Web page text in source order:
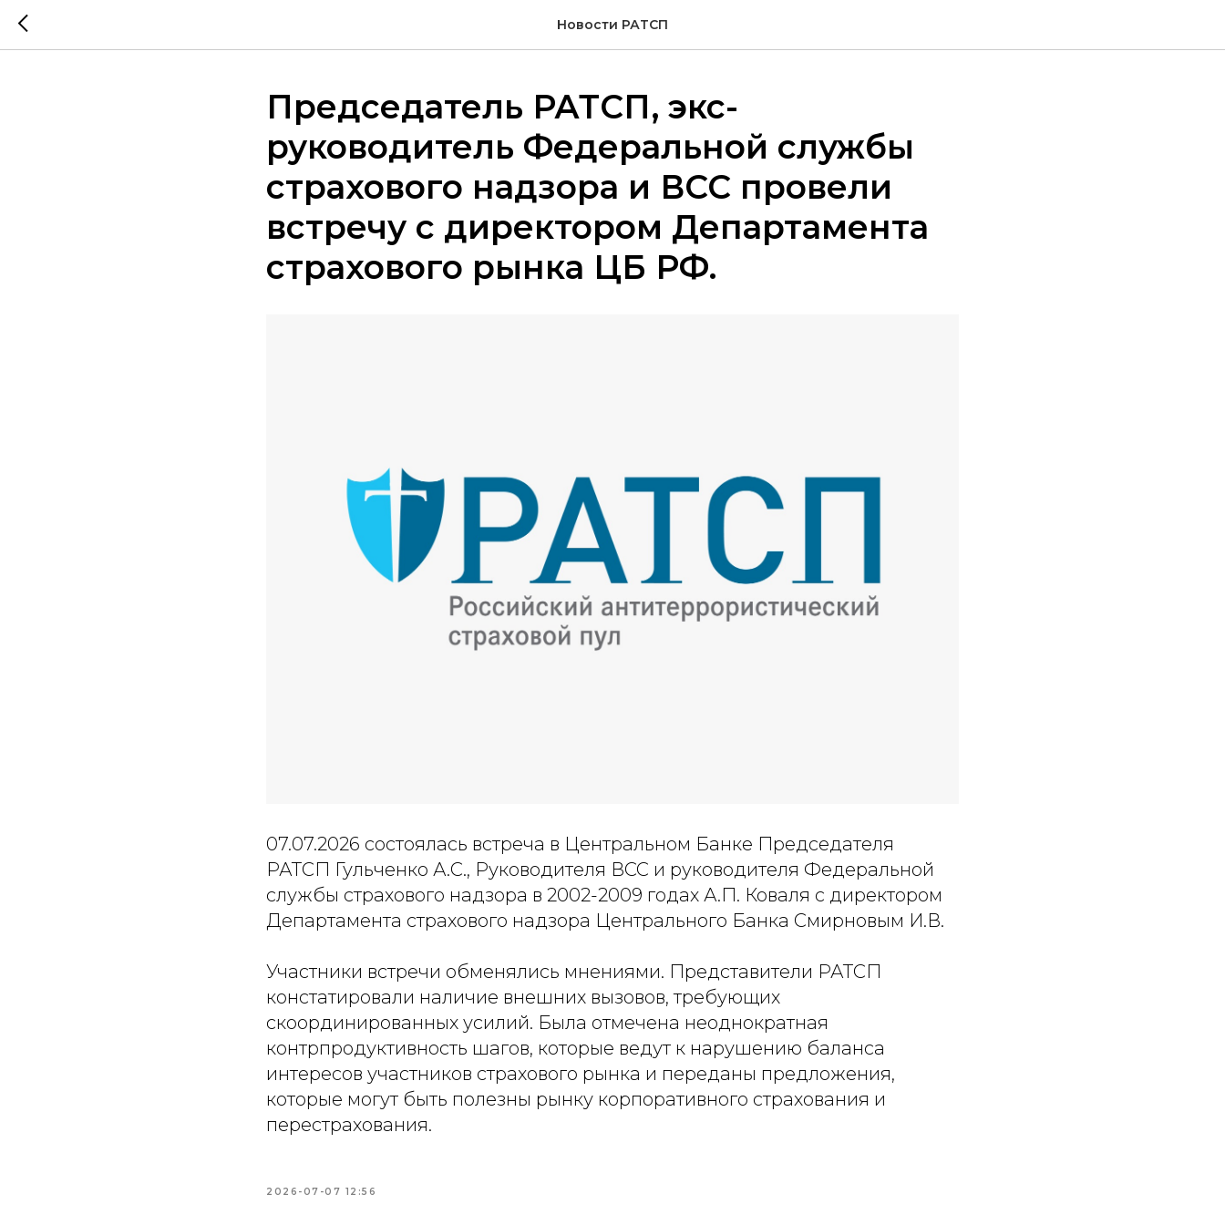
Новости РАТСП
Председатель РАТСП, экс-
руководитель Федеральной службы
страхового надзора и ВСС провели
встречу с директором Департамента
страхового рынка ЦБ РФ.
07.07.2026 состоялась встреча в Центральном Банке Председателя
РАТСП Гульченко А.С., Руководителя ВСС и руководителя Федеральной
службы страхового надзора в 2002-2009 годах А.П. Коваля с директором
Департамента страхового надзора Центрального Банка Смирновым И.В.
Участники встречи обменялись мнениями. Представители РАТСП
констатировали наличие внешних вызовов, требующих
скоординированных усилий. Была отмечена неоднократная
контрпродуктивность шагов, которые ведут к нарушению баланса
интересов участников страхового рынка и переданы предложения,
которые могут быть полезны рынку корпоративного страхования и
перестрахования.
2026-07-07 12:56